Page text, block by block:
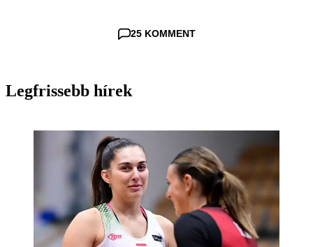
25 KOMMENT
Legfrissebb hírek